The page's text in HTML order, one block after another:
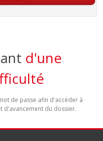
d'une
de passe afin d'accéder à
d'avancement du dossier.